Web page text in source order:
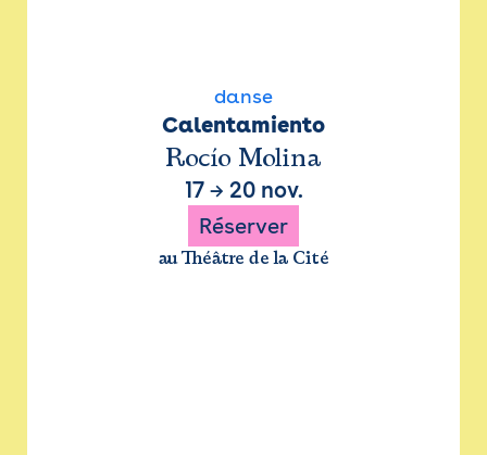
danse
Calentamiento
Rocío Molina
17→ 20 nov.
Réserver
au Théâtre de la Cité